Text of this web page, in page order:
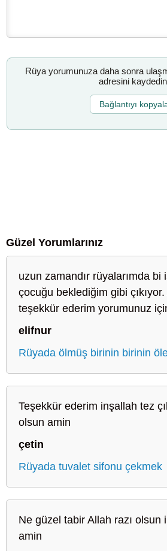
Rüya yorumunuza daha sonra
adresini
Bağlantıyı
Güzel Yorumlarınız
uzun zamandır rüyalarımda bi
çocuğu beklediğim gibi
teşekkür ederim yorumunuz
elifnur
Rüyada ölmüş birinin birinin
Teşekkür ederim inşallah tez
olsun amin
çetin
Rüyada tuvalet sifonu çekmek
Ne güzel tabir Allah razı olsun
amin